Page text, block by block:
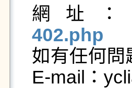
網址：
402.php
如有任何問
E-mail：